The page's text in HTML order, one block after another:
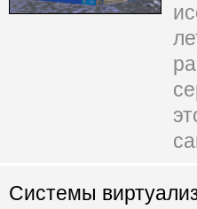
Системы